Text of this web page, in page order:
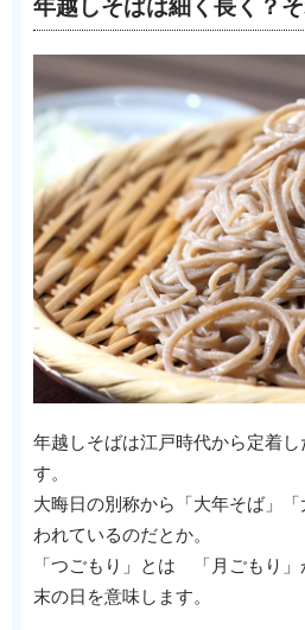
年越しそばは細く長く？
年越しそばは江戸時代から定着
す。
大晦日の別称から「大年そば」
われているのだとか。
「つごもり」とは 「月ごもり
末の日を意味します。